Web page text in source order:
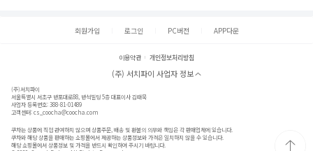
회원가입 로그인 PC버전 APP다운
이용약관 개인정보처리방침
(주) 서치파이 사업자 정보
(주)서치파이
서울특별시 서초구 반포대로88, 반석빌딩 5층 대표이사 김태묵
사업자 등록번호: 388-81-01489
고객센터:cs_coocha@coocha.com
쿠차는 상품에 직접 관여하지 않으며 상품주문, 배송 및 환불의 의무와 책임은 각 판매업체에 있습니다.
쿠차와 해당 상품을 판매하는 쇼핑몰에서 제공하는 상품정보와 가격은 일치하지 않을 수 있습니다.
해당 쇼핑몰에서 상품정보 및 가격을 반드시 확인하여 주시기 바랍니다.